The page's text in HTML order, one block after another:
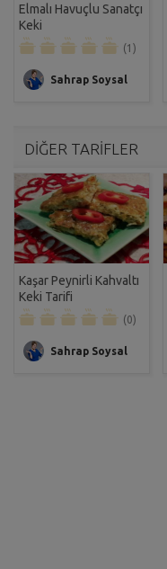
Elmalı Havuçlu Sanatçı
Keki
(1)
Sahrap Soysal
DİĞER TARİFLER
Kaşar Peynirli Kahvaltı
Keki Tarifi
(0)
Sahrap Soysal